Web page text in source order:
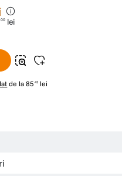
00 lei
de la 85 41 lei